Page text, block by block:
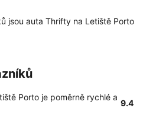
jsou auta Thrifty na Letiště Porto
Porto je poměrně rychlé a
9.4